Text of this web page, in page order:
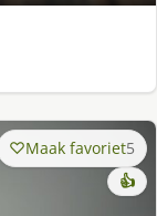
Maak favoriet5
👍